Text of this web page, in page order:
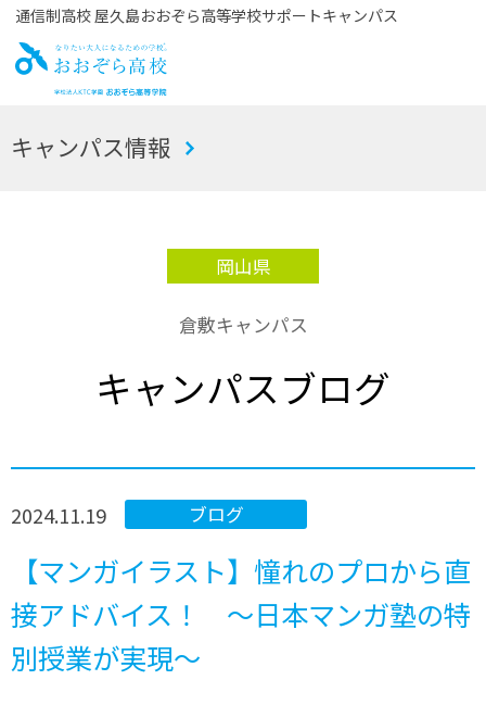
通信制高校 屋久島おおぞら高等学校サポートキャンパス
お
キャンパス情報
岡山県
倉敷キャンパス
キャンパスブログ
ブログ
2024.11.19
【マンガイラスト】憧れのプロから直
接アドバイス！ ～日本マンガ塾の特
別授業が実現～